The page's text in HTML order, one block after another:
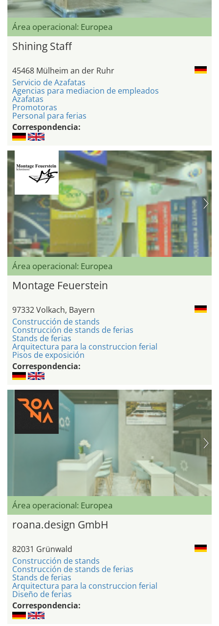
Área operacional: Europea
Shining Staff
45468 Mülheim an der Ruhr
Servicio de Azafatas
Agencias para mediacion de empleados
Azafatas
Promotoras
Personal para ferias
Correspondencia:
Área operacional: Europea
Montage Feuerstein
97332 Volkach, Bayern
Construcción de stands
Construcción de stands de ferias
Stands de ferias
Arquitectura para la construccion ferial
Pisos de exposición
Correspondencia:
Área operacional: Europea
roana.design GmbH
82031 Grünwald
Construcción de stands
Construcción de stands de ferias
Stands de ferias
Arquitectura para la construccion ferial
Diseño de ferias
Correspondencia: